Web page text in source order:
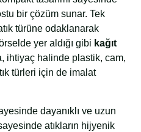
bir çözüm sunar. Tek
türüne odaklanarak
yer aldığı gibi kağıt
ihtiyaç halinde plastik, cam,
türleri için de imalat
dayanıklı ve uzun
atıkların hijyenik